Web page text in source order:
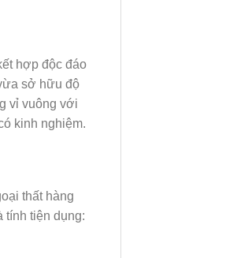
hợp độc đáo
sở hữu độ
vỉ vuông với
kinh nghiệm.
thất hàng
tính tiện dụng: